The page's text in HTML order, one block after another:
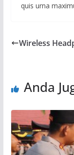
quis urna
Wireless
Anda